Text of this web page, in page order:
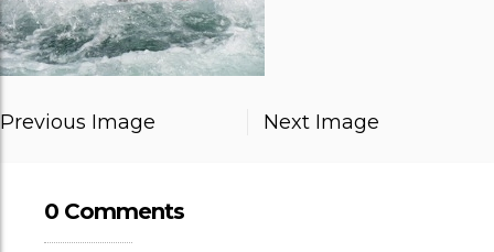
Previous Image Next Image
0 Comments